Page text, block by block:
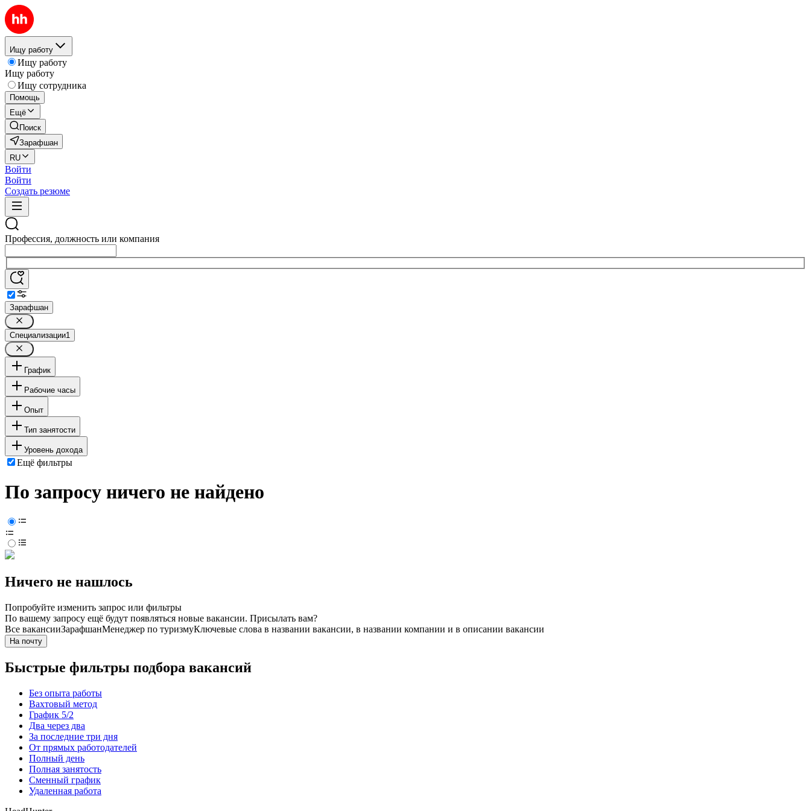
Ищу работу
Ищу работу
Ищу работу
Ищу сотрудника
Помощь
Ещё
Поиск
Зарафшан
RU
Войти
Войти
Создать резюме
Профессия, должность или компания
Зарафшан
Специализации1
График
Рабочие часы
Опыт
Тип занятости
Уровень дохода
Ещё фильтры
По запросу ничего не найдено
Ничего не нашлось
Попробуйте изменить запрос или фильтры
По вашему запросу ещё будут появляться новые вакансии. Присылать вам?
Все вакансииЗарафшанМенеджер по туризмуКлючевые слова в названии вакансии, в названии компании и в описании вакансии
На почту
Быстрые фильтры подбора вакансий
Без опыта работы
Вахтовый метод
График 5/2
Два через два
За последние три дня
От прямых работодателей
Полный день
Полная занятость
Сменный график
Удаленная работа